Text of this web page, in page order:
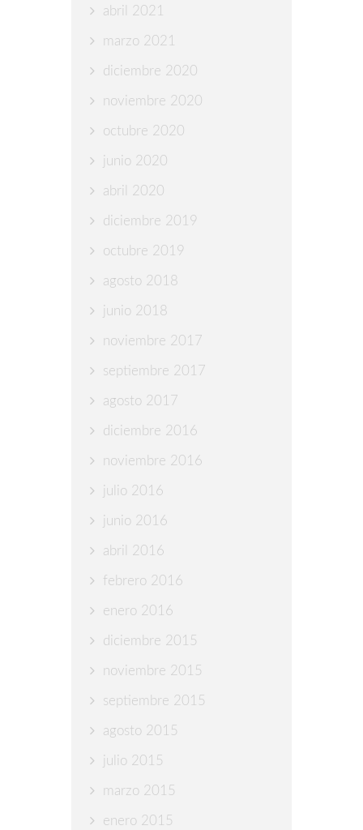
abril 2021
marzo 2021
diciembre 2020
noviembre 2020
octubre 2020
junio 2020
abril 2020
diciembre 2019
octubre 2019
agosto 2018
junio 2018
noviembre 2017
septiembre 2017
agosto 2017
diciembre 2016
noviembre 2016
julio 2016
junio 2016
abril 2016
febrero 2016
enero 2016
diciembre 2015
noviembre 2015
septiembre 2015
agosto 2015
julio 2015
marzo 2015
enero 2015